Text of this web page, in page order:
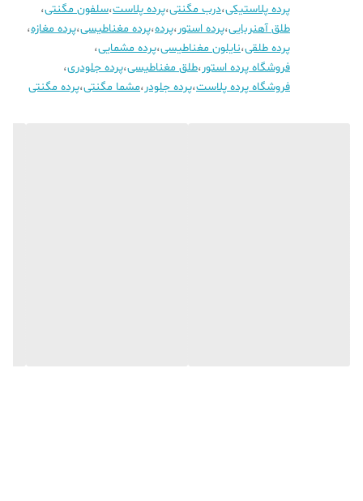
پرده پلاستیکی،درب مگنتی،پرده پلاست،سلفون مگنتی،
طلق آهنربایی،پرده استور،پرده،پرده مغناطیسی،پرده مغازه،
پرده طلقی،نایلون مغناطیسی،پرده مشمایی،
فروشگاه پرده استور،طلق مغناطیسی،پرده جلودری،
فروشگاه پرده پلاست،پرده جلودر،مشما مگنتی،پرده مگنتی